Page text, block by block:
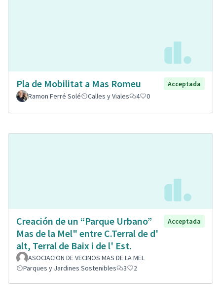
Pla de Mobilitat a Mas Romeu
Acceptada
Ramon Ferré Solé
Calles y Viales 4 0
Creación de un “Parque Urbano”
Mas de la Mel" entre C.Terral de d'
alt, Terral de Baix i de l' Est.
Acceptada
ASOCIACION DE VECINOS MAS DE LA MEL
Parques y Jardines Sostenibles
3 2